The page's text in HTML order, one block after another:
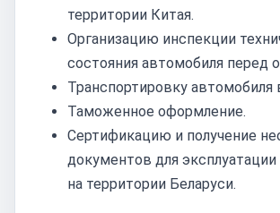
территории Китая.
Организацию инспекции
состояния автомобиля перед
Транспортировку автомобиля
Таможенное оформление.
Сертификацию и получение
документов для
на территории Беларуси.